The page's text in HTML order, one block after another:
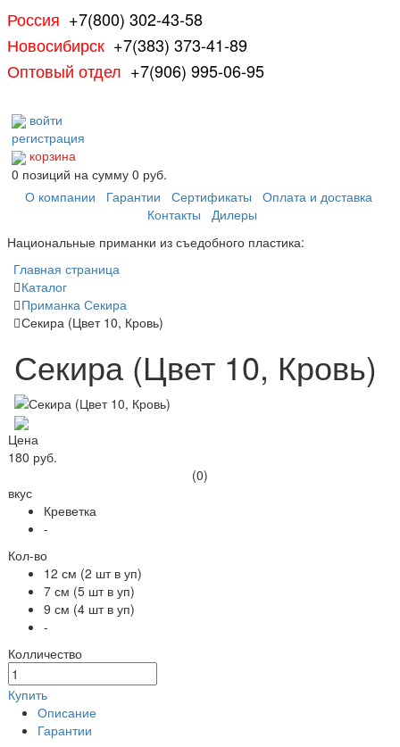
Россия +7(800) 302-43-58
Новосибирск +7(383) 373-41-89
Оптовый отдел +7(906) 995-06-95
войти
регистрация
корзина
0 позиций на сумму 0 руб.
О компании
Гарантии Сертификаты
Оплата и доставка
Контакты
Дилеры
Национальные приманки из съедобного пластика:
Главная страница
Каталог
Приманка Секира
Секира (Цвет 10, Кровь)
Секира (Цвет 10, Кровь)
Цена
180 руб.
(0)
вкус
Креветка
-
Кол-во
12 см (2 шт в уп)
7 см (5 шт в уп)
9 см (4 шт в уп)
-
Колличество
Купить
Описание
Гарантии